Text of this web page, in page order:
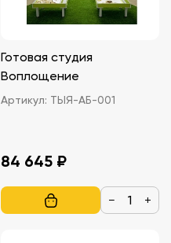
Готовая студия
Воплощение
Артикул: ТЫЯ-АБ-001
84 645 ₽
− +